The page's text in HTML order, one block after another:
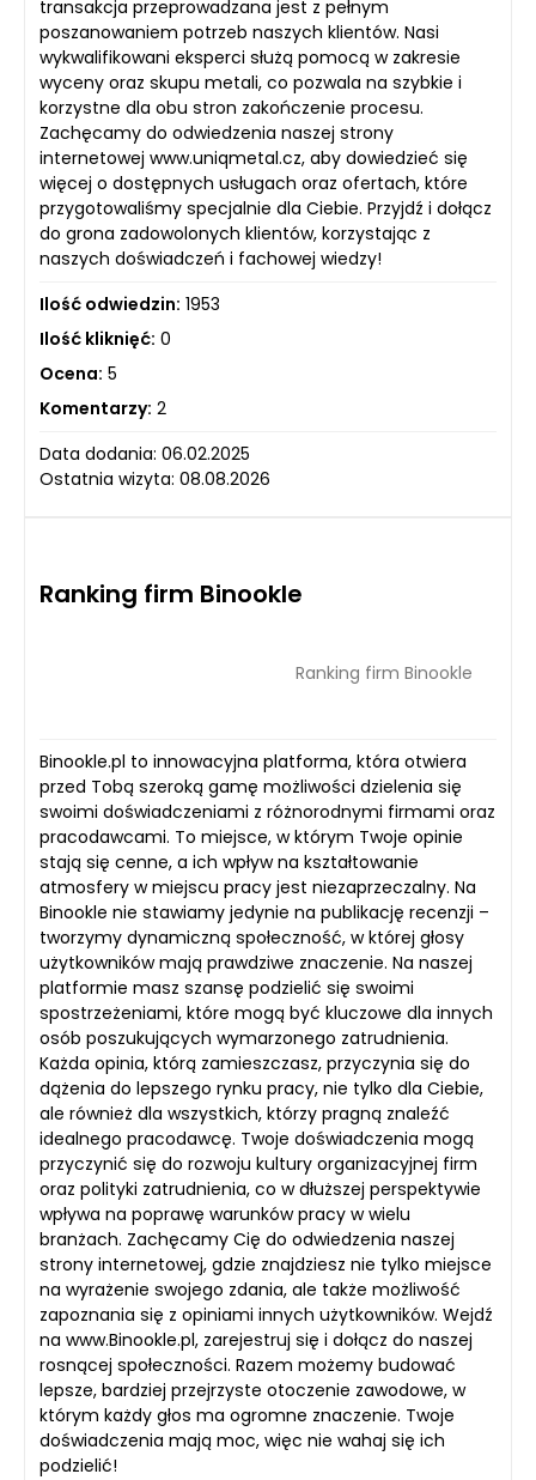
transakcja przeprowadzana jest z pełnym
poszanowaniem potrzeb naszych klientów. Nasi
wykwalifikowani eksperci służą pomocą w zakresie
wyceny oraz skupu metali, co pozwala na szybkie i
korzystne dla obu stron zakończenie procesu.
Zachęcamy do odwiedzenia naszej strony
internetowej www.uniqmetal.cz, aby dowiedzieć się
więcej o dostępnych usługach oraz ofertach, które
przygotowaliśmy specjalnie dla Ciebie. Przyjdź i dołącz
do grona zadowolonych klientów, korzystając z
naszych doświadczeń i fachowej wiedzy!
Ilość odwiedzin: 1953
Ilość kliknięć: 0
Ocena: 5
Komentarzy: 2
Data dodania: 06.02.2025
Ostatnia wizyta: 08.08.2026
Ranking firm Binookle
Ranking firm Binookle
Binookle.pl to innowacyjna platforma, która otwiera
przed Tobą szeroką gamę możliwości dzielenia się
swoimi doświadczeniami z różnorodnymi firmami oraz
pracodawcami. To miejsce, w którym Twoje opinie
stają się cenne, a ich wpływ na kształtowanie
atmosfery w miejscu pracy jest niezaprzeczalny. Na
Binookle nie stawiamy jedynie na publikację recenzji –
tworzymy dynamiczną społeczność, w której głosy
użytkowników mają prawdziwe znaczenie. Na naszej
platformie masz szansę podzielić się swoimi
spostrzeżeniami, które mogą być kluczowe dla innych
osób poszukujących wymarzonego zatrudnienia.
Każda opinia, którą zamieszczasz, przyczynia się do
dążenia do lepszego rynku pracy, nie tylko dla Ciebie,
ale również dla wszystkich, którzy pragną znaleźć
idealnego pracodawcę. Twoje doświadczenia mogą
przyczynić się do rozwoju kultury organizacyjnej firm
oraz polityki zatrudnienia, co w dłuższej perspektywie
wpływa na poprawę warunków pracy w wielu
branżach. Zachęcamy Cię do odwiedzenia naszej
strony internetowej, gdzie znajdziesz nie tylko miejsce
na wyrażenie swojego zdania, ale także możliwość
zapoznania się z opiniami innych użytkowników. Wejdź
na www.Binookle.pl, zarejestruj się i dołącz do naszej
rosnącej społeczności. Razem możemy budować
lepsze, bardziej przejrzyste otoczenie zawodowe, w
którym każdy głos ma ogromne znaczenie. Twoje
doświadczenia mają moc, więc nie wahaj się ich
podzielić!